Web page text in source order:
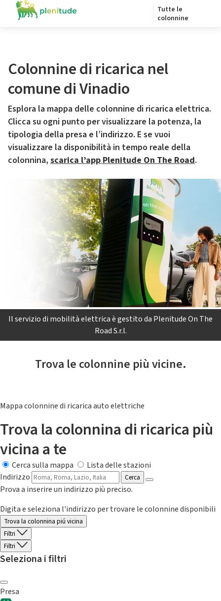
Tutte le
colonnine
Colonnine di ricarica nel
comune di Vinadio
Esplora la mappa delle colonnine di ricarica elettrica.
Clicca su ogni punto per visualizzare la potenza, la
tipologia della presa e l’indirizzo. E se vuoi
visualizzare la disponibilità in tempo reale della
colonnina, scarica l’app Plenitude On The Road.
Il servizio di mobilità elettrica è gestito da Plenitude On The
Road S.r.l.
Trova le colonnine più vicine.
Mappa colonnine di ricarica auto elettriche
Trova la colonnina di ricarica più
vicina a te
Cerca sulla mappa
Lista delle stazioni
Indirizzo
Cerca
Prova a inserire un indirizzo più preciso.
Digita e seleziona l'indirizzo per trovare le colonnine disponibili
Trova la colonnina piú vicina
Filtri
Filtri
Seleziona i filtri
Presa